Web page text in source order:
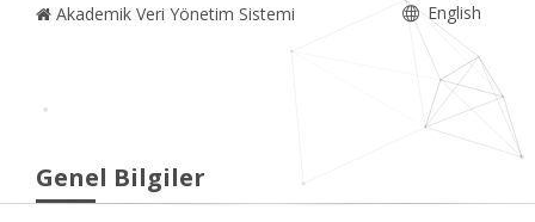
Akademik Veri Yönetim Sistemi English
Genel Bilgiler